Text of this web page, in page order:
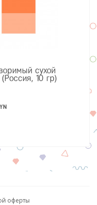
сухой
10 гр)
оферты